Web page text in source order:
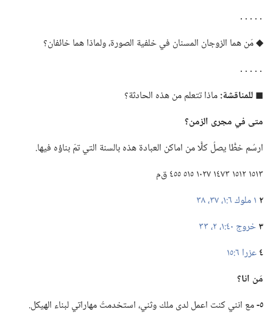
‏․․․․․‏
◆ مَن هما الزوجان المسنان في خلفية الصورة،‏ ولماذا هما خائفان؟‏
‏․․․․․‏
◼للمناقشة:‏ماذا تتعلم من هذه الحادثة؟‏
متى في مجرى الزمن؟‏
ارسُم خطًّا يصلُ كلًّا من اماكن العبادة هذه بالسنة التي تمّ بناؤه فيها.‏
١٥١٣ ١٥١٢ ١٤٧٣ ١٠٢٧ ٥١٥ ٤٥٥ ق‌م
٢ ١ ملوك ٦:‏١،‏
٣خروج ٤٠:‏١،‏ ٢،‏
٤عزرا ٦:‏١٥
مَن انا؟‏
٥-‏ مع انني كنت اعمل لدى ملك وثني،‏ استخدمتُ مهاراتي لبناء الهيكل.‏